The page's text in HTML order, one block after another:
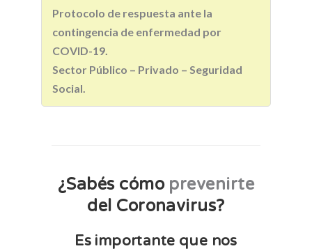
Protocolo de respuesta ante la
contingencia de enfermedad por
COVID-19.
Sector Público – Privado – Seguridad
Social.
¿Sabés cómo prevenirte
del Coronavirus?
Es importante que nos